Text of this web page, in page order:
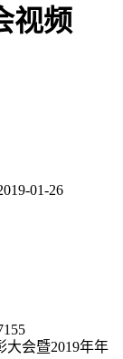
视频
01-26
大会暨2019年年